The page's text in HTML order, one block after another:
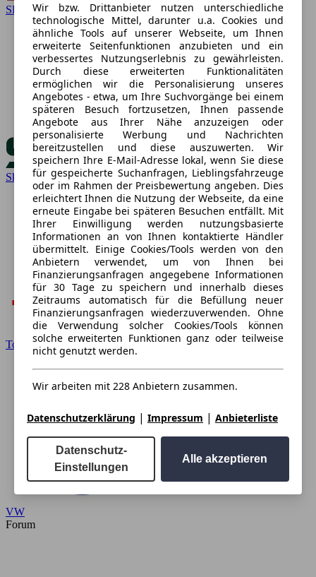
SEAT
Skoda
Toyota
VW
Forum
Wir bzw. Drittanbieter nutzen unterschiedliche
technologische Mittel, darunter u.a. Cookies und
ähnliche Tools auf unserer Webseite, um Ihnen
erweiterte Seitenfunktionen anzubieten und ein
verbessertes Nutzungserlebnis zu gewährleisten.
Durch diese erweiterten Funktionalitäten
ermöglichen wir die Personalisierung unseres
Angebotes - etwa, um Ihre Suchvorgänge bei einem
späteren Besuch fortzusetzen, Ihnen passende
Angebote aus Ihrer Nähe anzuzeigen oder
personalisierte Werbung und Nachrichten
bereitzustellen und diese auszuwerten. Wir
speichern Ihre E-Mail-Adresse lokal, wenn Sie diese
für gespeicherte Suchanfragen, Lieblingsfahrzeuge
oder im Rahmen der Preisbewertung angeben. Dies
erleichtert Ihnen die Nutzung der Webseite, da eine
erneute Eingabe bei späteren Besuchen entfällt. Mit
Ihrer Einwilligung werden nutzungsbasierte
Informationen an von Ihnen kontaktierte Händler
übermittelt. Einige Cookies/Tools werden von den
Anbietern verwendet, um von Ihnen bei
Finanzierungsanfragen angegebene Informationen
für 30 Tage zu speichern und innerhalb dieses
Zeitraums automatisch für die Befüllung neuer
Finanzierungsanfragen wiederzuverwenden. Ohne
die Verwendung solcher Cookies/Tools können
solche erweiterten Funktionen ganz oder teilweise
nicht genutzt werden.
Wir arbeiten mit 228 Anbietern zusammen.
Datenschutzerklärung | Impressum | Anbieterliste
Datenschutz-
Einstellungen
Alle akzeptieren